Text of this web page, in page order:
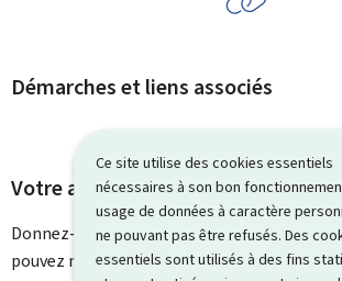
Ce site utilise des cookies essentiels
nécessaires à son bon
usage de données à caractère
ne pouvant pas être refusés. Des
essentiels sont utilisés à des fins
Démarches et liens associés
Votre avis nous intéresse
Donnez-nous votre avis sur le contenu de
pouvez nous laisser un commentaire sur ce